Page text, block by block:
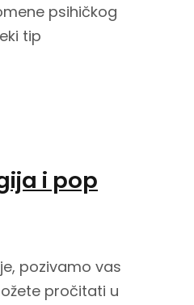
psihičkog
tip
i pop
pozivamo vas
pročitati u